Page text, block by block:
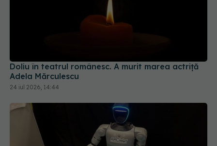
Doliu în teatrul românesc. A murit marea actriță
Adela Mărculescu
24 iul 2026, 14:44